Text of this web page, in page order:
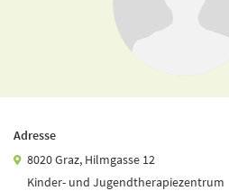
Adresse
8020 Graz, Hilmgasse 12
Kinder- und Jugendtherapiezentrum